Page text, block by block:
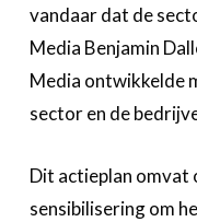
vandaar dat de
Media Benjamin
Media ontwikkelde
sector en de
Dit actieplan omvat
sensibilisering om